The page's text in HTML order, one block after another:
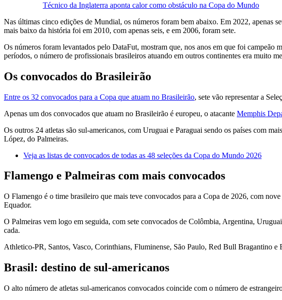
Técnico da Inglaterra aponta calor como obstáculo na Copa do Mundo
Nas últimas cinco edições de Mundial, os números foram bem abaixo. Em 2022, apenas
mais baixo da história foi em 2010, com apenas seis, e em 2006, foram sete.
Os números foram levantados pelo DataFut, mostram que, nos anos em que foi campeão
períodos, o número de profissionais brasileiros atuando em outros continentes era muito
Os convocados do Brasileirão
Entre os 32 convocados para a Copa que atuam no Brasileirão, sete vão representar a
Apenas um dos convocados que atuam no Brasileirão é europeu, o atacante Memphis
Os outros 24 atletas são sul-americanos, com Uruguai e Paraguai sendo os países com
López, do Palmeiras.
Veja as listas de convocados de todas as 48 seleções da Copa do Mundo 2026
Flamengo e Palmeiras com mais convocados
O Flamengo é o time brasileiro que mais teve convocados para a Copa de 2026, com
Equador.
O Palmeiras vem logo em seguida, com sete convocados de Colômbia, Argentina,
cada.
Athletico-PR, Santos, Vasco, Corinthians, Fluminense, São Paulo, Red Bull Bragantino e
Brasil: destino de sul-americanos
O alto número de atletas sul-americanos convocados coincide com o número de